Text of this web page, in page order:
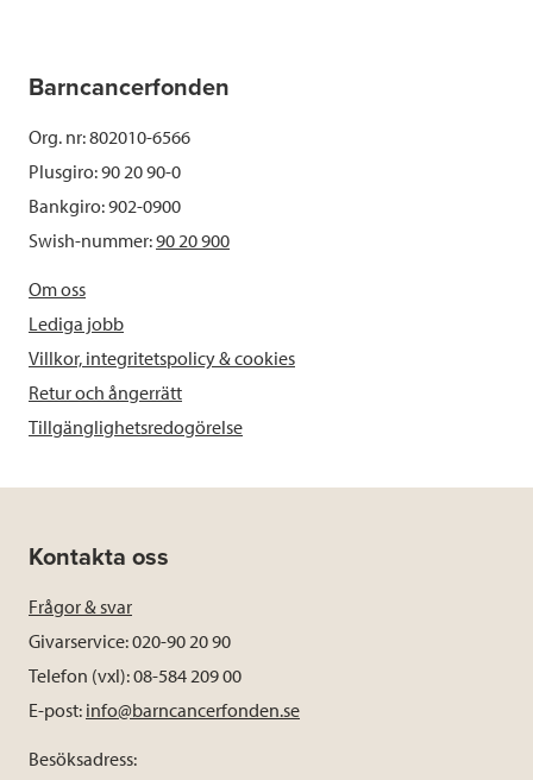
Barncancerfonden
Org. nr: 802010-6566
Plusgiro: 90 20 90-0
Bankgiro: 902-0900
Swish-nummer:90 20 900
Om oss
Lediga jobb
Villkor, integritetspolicy & cookies
Retur och ångerrätt
Tillgänglighetsredogörelse
Kontakta oss
Frågor & svar
Givarservice: 020-90 20 90
Telefon (vxl): 08-584 209 00
E-post: info@barncancerfonden.se
Besöksadress: